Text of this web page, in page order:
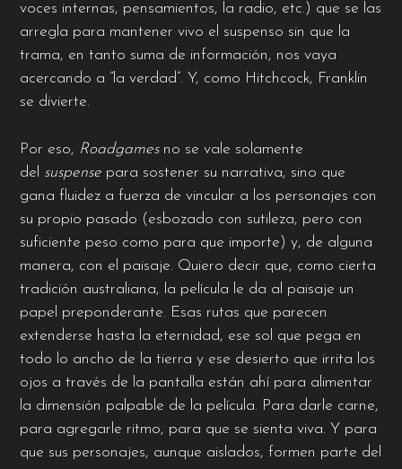
voces internas, pensamientos, la radio, etc.) que se las
arregla para mantener vivo el suspenso sin que la
trama, en tanto suma de información, nos vaya
acercando a “la verdad”. Y, como Hitchcock, Franklin
se divierte.
Por eso, Roadgamesno se vale solamente
del suspense para sostener su narrativa, sino que
gana fluidez a fuerza de vincular a los personajes con
su propio pasado (esbozado con sutileza, pero con
suficiente peso como para que importe) y, de alguna
manera, con el paisaje. Quiero decir que, como cierta
tradición australiana, la película le da al paisaje un
papel preponderante. Esas rutas que parecen
extenderse hasta la eternidad, ese sol que pega en
todo lo ancho de la tierra y ese desierto que irrita los
ojos a través de la pantalla están ahí para alimentar
la dimensión palpable de la película. Para darle carne,
para agregarle ritmo, para que se sienta viva. Y para
que sus personajes, aunque aislados, formen parte del